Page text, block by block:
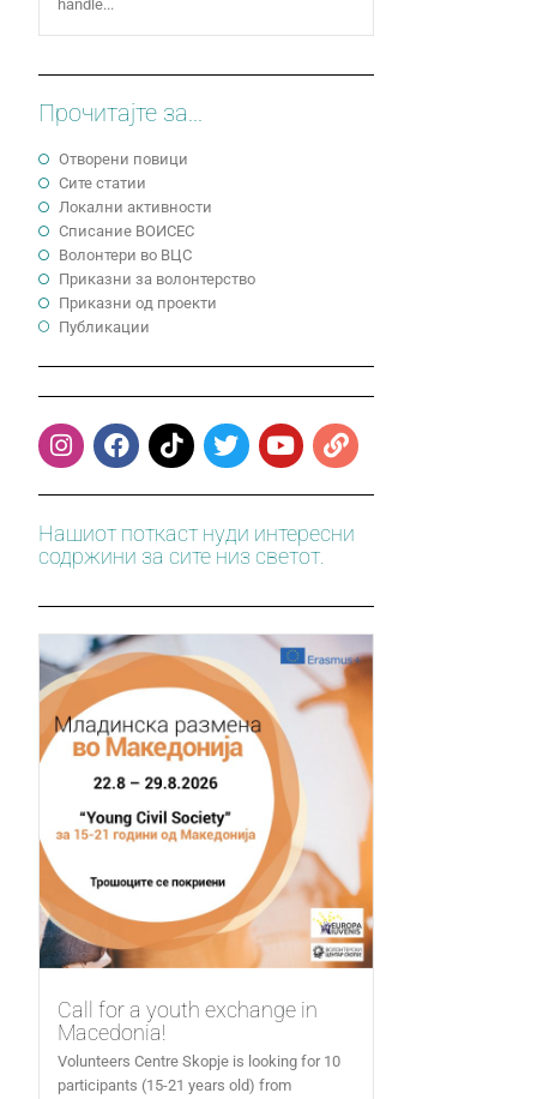
handle...
Прочитајте за...
Отворени повици
Сите статии
Локални активности
Cписание ВОИСЕС
Волонтери во ВЦС
Приказни за волонтерство
Приказни од проекти
Публикации
Нашиот поткаст нуди интересни
содржини за сите низ светот.
Call for a youth exchange in
Macedonia!
Volunteers Centre Skopje is looking for 10
participants (15-21 years old) from